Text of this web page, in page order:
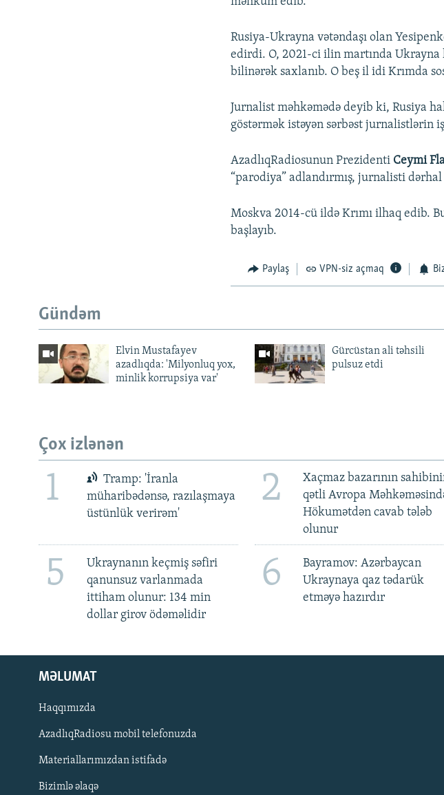
Rusiya-Ukrayna vətəndaşı olan
edirdi. O, 2021-ci ilin martında
bilinərək saxlanıb. O beş il idi Krımda
Jurnalist məhkəmədə deyib ki, Rusiya
göstərmək istəyən sərbəst jurnalistlərin
AzadlıqRadiosunun Prezidenti Ceymi
“parodiya” adlandırmış, jurnalisti dərhal
Moskva 2014-cü ildə Krımı ilhaq edib.
başlayıb.
Paylaş VPN-siz açmaq
Gündəm
Elvin Mustafayev
azadlıqda: 'Milyonluq yox,
minlik korrupsiya var'
Gürcüstan ali təhsili
pulsuz etdi
Çox izlənən
1
Tramp: 'İranla
müharibədənsə, razılaşmaya
üstünlük verirəm'
2
Xaçmaz bazarının
qətli Avropa
Hökumətdən cavab tələb
olunur
5
Ukraynanın keçmiş səfiri
qanunsuz varlanmada
ittiham olunur: 134 min
dollar girov ödəməlidir
6
Bayramov: Azərbaycan
Ukraynaya qaz tədarük
etməyə hazırdır
MƏLUMAT
Haqqımızda
AzadlıqRadiosu mobil telefonuzda
Materiallarımızdan istifadə
Bizimlə əlaqə